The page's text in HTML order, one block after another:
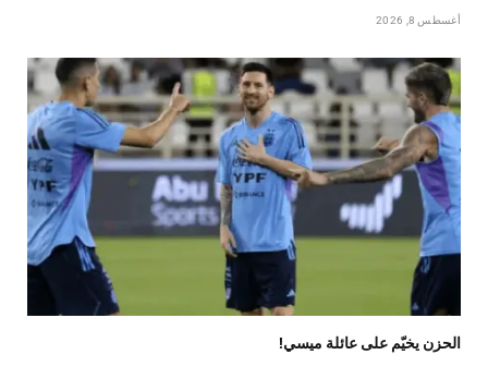
أغسطس 8, 2026
الحزن يخيّم على عائلة ميسي!